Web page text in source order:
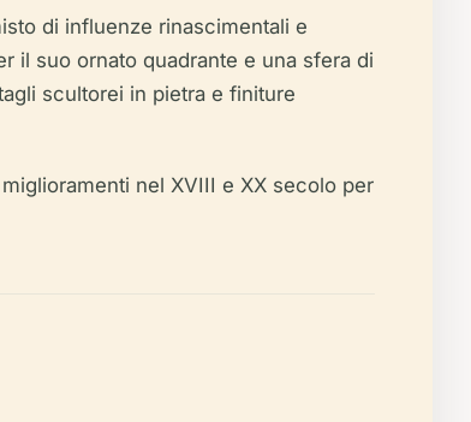
di influenze rinascimentali e
il suo ornato quadrante e una sfera di
scultorei in pietra e finiture
nel XVIII e XX secolo per